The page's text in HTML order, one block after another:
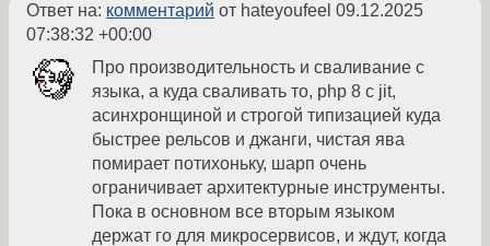
Ответ на: комментарий от hateyoufeel 09.12.2025
07:38:32 +00:00
Про производительность и сваливание с
языка, а куда сваливать то, php 8 с jit,
асинхронщиной и строгой типизацией куда
быстрее рельсов и джанги, чистая ява
помирает потихоньку, шарп очень
ограничивает архитектурные инструменты.
Пока в основном все вторым языком
держат го для микросервисов, и ждут, когда